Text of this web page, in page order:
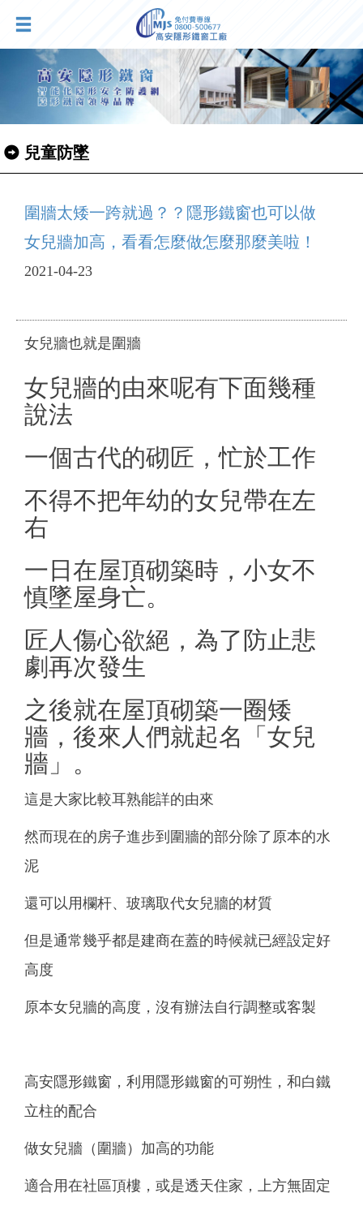
兒童防墜
圍牆太矮一跨就過？？隱形鐵窗也可以做
女兒牆加高，看看怎麼做怎麼那麼美啦！
2021-04-23
女兒牆也就是圍牆
女兒牆的由來呢有下面幾種
說法
一個古代的砌匠，忙於工作
不得不把年幼的女兒帶在左
右
一日在屋頂砌築時，小女不
慎墜屋身亡。
匠人傷心欲絕，為了防止悲
劇再次發生
之後就在屋頂砌築一圈矮
牆，後來人們就起名「女兒
牆」。
這是大家比較耳熟能詳的由來
然而現在的房子進步到圍牆的部分除了原本的水
泥
還可以用欄杆、玻璃取代女兒牆的材質
但是通常幾乎都是建商在蓋的時候就已經設定好
高度
原本女兒牆的高度，沒有辦法自行調整或客製
高安隱形鐵窗，利用隱形鐵窗的可朔性，和白鐵
立柱的配合
做女兒牆（圍牆）加高的功能
適合用在社區頂樓，或是透天住家，上方無固定